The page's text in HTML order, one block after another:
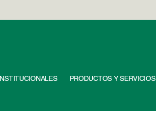
INSTITUCIONALES PRODUCTOS Y SERVICIOS